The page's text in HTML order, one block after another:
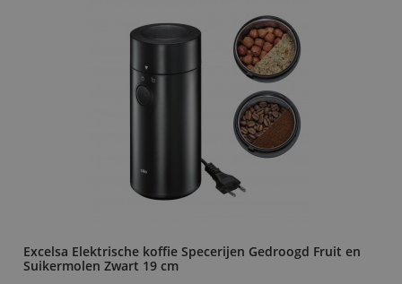
Excelsa Elektrische koffie Specerijen Gedroogd Fruit en
Suikermolen Zwart 19 cm